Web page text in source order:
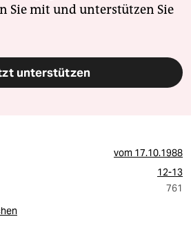
Sie mit und unterstützen Sie
unterstützen
vom 17.10.1988
12-13
761